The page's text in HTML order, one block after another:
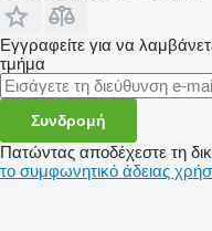
Εγγραφείτε για να
τμήμα
Συνδρομή
Πατώντας αποδέχεστε τη
το συμφωνητικό άδειας